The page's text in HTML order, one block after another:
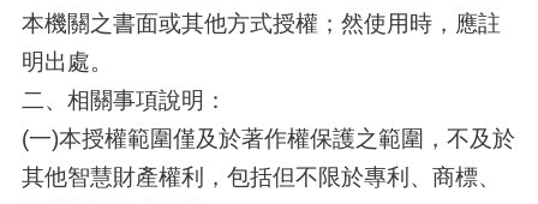
本機關之書面或其他方式授權；然使用時，應註
明出處。
二、相關事項說明：
(一)本授權範圍僅及於著作權保護之範圍，不及於
其他智慧財產權利，包括但不限於專利、商標、